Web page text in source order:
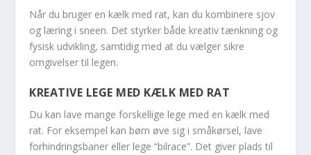
Når du bruger en kælk med rat, kan du kombinere sjov
og læring i sneen. Det styrker både kreativ tænkning og
fysisk udvikling, samtidig med at du vælger sikre
omgivelser til legen.
KREATIVE LEGE MED KÆLK MED RAT
Du kan lave mange forskellige lege med en kælk med
rat. For eksempel kan børn øve sig i småkørsel, lave
forhindringsbaner eller lege “bilrace”. Det giver plads til